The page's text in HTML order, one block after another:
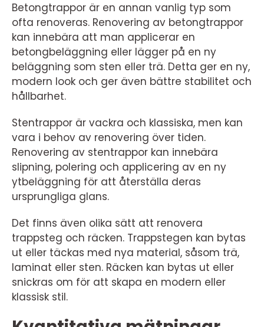
Betongtrappor är en annan vanlig typ som
ofta renoveras. Renovering av betongtrappor
kan innebära att man applicerar en
betongbeläggning eller lägger på en ny
beläggning som sten eller trä. Detta ger en ny,
modern look och ger även bättre stabilitet och
hållbarhet.
Stentrappor är vackra och klassiska, men kan
vara i behov av renovering över tiden.
Renovering av stentrappor kan innebära
slipning, polering och applicering av en ny
ytbeläggning för att återställa deras
ursprungliga glans.
Det finns även olika sätt att renovera
trappsteg och räcken. Trappstegen kan bytas
ut eller täckas med nya material, såsom trä,
laminat eller sten. Räcken kan bytas ut eller
snickras om för att skapa en modern eller
klassisk stil.